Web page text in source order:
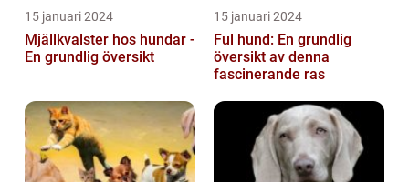
15 januari 2024
Mjällkvalster hos hundar -
En grundlig översikt
15 januari 2024
Ful hund: En grundlig
översikt av denna
fascinerande ras